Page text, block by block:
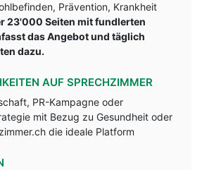
Prävention, Krankheit
23'000 Seiten mit fundlerten
das Angebot und täglich
dazu.
AUF SPRECHZIMMER
PR-Kampagne oder
mit Bezug zu Gesundheit oder
die ideale Platform